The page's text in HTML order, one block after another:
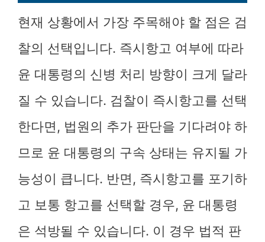
현재 상황에서 가장 주목해야 할 점은 검
찰의 선택입니다. 즉시항고 여부에 따라
윤 대통령의 신병 처리 방향이 크게 달라
질 수 있습니다. 검찰이 즉시항고를 선택
한다면, 법원의 추가 판단을 기다려야 하
므로 윤 대통령의 구속 상태는 유지될 가
능성이 큽니다. 반면, 즉시항고를 포기하
고 보통 항고를 선택할 경우, 윤 대통령
은 석방될 수 있습니다. 이 경우 법적 판